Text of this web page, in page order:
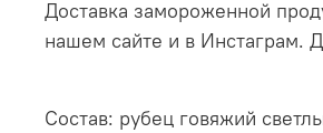
Доставка замороженной
нашем сайте и в Инстаграм.
Состав: рубец говяжий